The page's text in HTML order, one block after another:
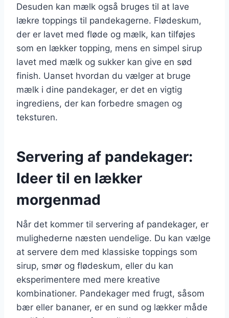
Desuden kan mælk også bruges til at lave
lækre toppings til pandekagerne. Flødeskum,
der er lavet med fløde og mælk, kan tilføjes
som en lækker topping, mens en simpel sirup
lavet med mælk og sukker kan give en sød
finish. Uanset hvordan du vælger at bruge
mælk i dine pandekager, er det en vigtig
ingrediens, der kan forbedre smagen og
teksturen.
Servering af pandekager:
Ideer til en lækker
morgenmad
Når det kommer til servering af pandekager, er
mulighederne næsten uendelige. Du kan vælge
at servere dem med klassiske toppings som
sirup, smør og flødeskum, eller du kan
eksperimentere med mere kreative
kombinationer. Pandekager med frugt, såsom
bær eller bananer, er en sund og lækker måde